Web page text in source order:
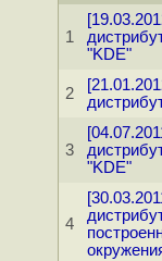
1
"KDE"
2
3
"KDE"
4